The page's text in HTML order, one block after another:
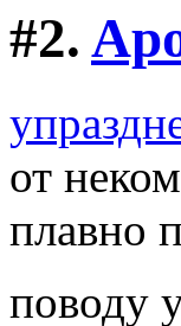
#2.
от
плавно
поводу